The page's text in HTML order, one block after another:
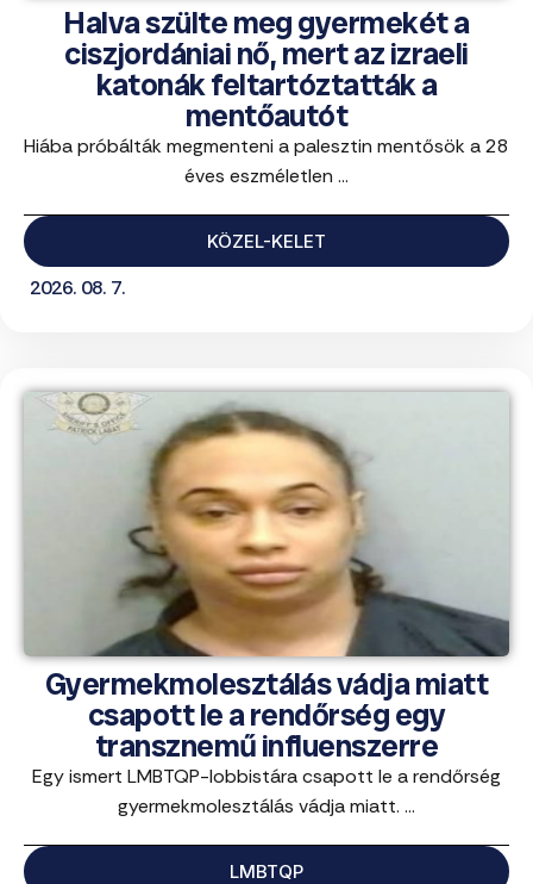
Halva szülte meg gyermekét a
ciszjordániai nő, mert az izraeli
katonák feltartóztatták a
mentőautót
Hiába próbálták megmenteni a palesztin mentősök a 28
éves eszméletlen ...
KÖZEL-KELET
2026. 08. 7.
Gyermekmolesztálás vádja miatt
csapott le a rendőrség egy
transznemű influenszerre
Egy ismert LMBTQP-lobbistára csapott le a rendőrség
gyermekmolesztálás vádja miatt. ...
LMBTQP